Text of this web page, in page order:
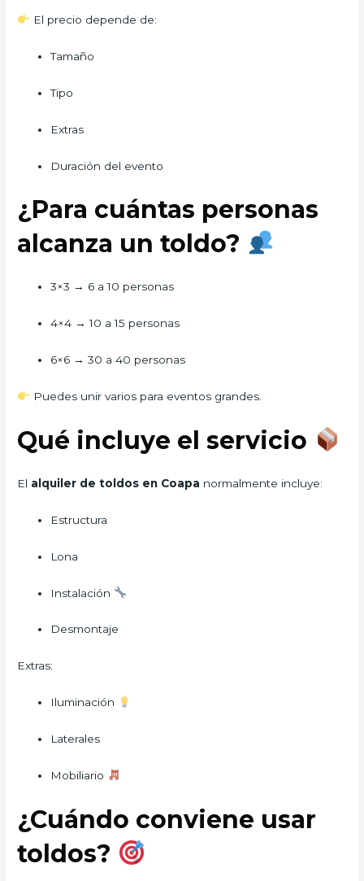
El precio depende de:
Tamaño
Tipo
Extras
Duración del evento
¿Para cuántas personas
alcanza un toldo?
3×3 → 6 a 10 personas
4×4 → 10 a 15 personas
6×6 → 30 a 40 personas
Puedes unir varios para eventos grandes.
Qué incluye el servicio
El alquiler de toldos en Coapa normalmente incluye:
Estructura
Lona
Instalación
Desmontaje
Extras:
Iluminación
Laterales
Mobiliario
¿Cuándo conviene usar
toldos?